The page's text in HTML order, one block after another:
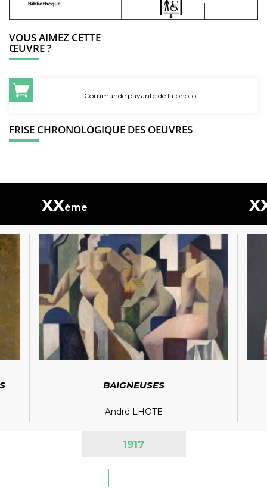
VOUS AIMEZ CETTE
ŒUVRE ?
Commande payante de la photo
FRISE CHRONOLOGIQUE DES OEUVRES
XXème
BAIGNEUSES
André LHOTE
1917